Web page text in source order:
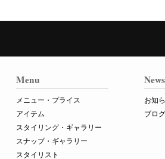
Menu
メニュー・プライス
アイテム
スタイリング・ギャラリー
スナップ・ギャラリー
スタイリスト
お知
ブログ